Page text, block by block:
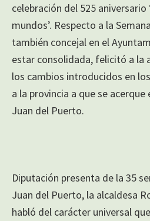
celebración del 525
mundos’. Respecto a la
también concejal en el
estar consolidada, felicitó a la
los cambios introducidos en
a la provincia a que se
Juan del Puerto.
Diputación presenta de la 35
Juan del Puerto, la alcaldesa
habló del carácter universal